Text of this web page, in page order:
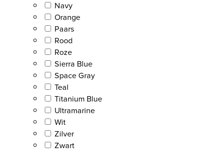
Navy
Orange
Paars
Rood
Roze
Sierra Blue
Space Gray
Teal
Titanium Blue
Ultramarine
Wit
Zilver
Zwart